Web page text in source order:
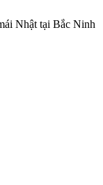
Nhật tại Bắc Ninh